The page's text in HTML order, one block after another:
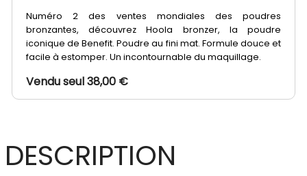
Numéro 2 des ventes mondiales des poudres
bronzantes, découvrez Hoola bronzer, la poudre
iconique de Benefit. Poudre au fini mat. Formule douce et
facile à estomper. Un incontournable du maquillage.
Vendu seul 38,00 €
DESCRIPTION